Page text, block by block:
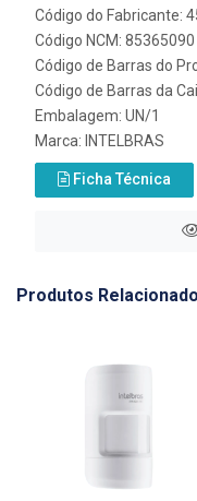
Código do Fabricante:
Código NCM: 85365090
Código de Barras do
Código de Barras da
Embalagem: UN/1
Marca: INTELBRAS
Ficha Técnica
Produtos